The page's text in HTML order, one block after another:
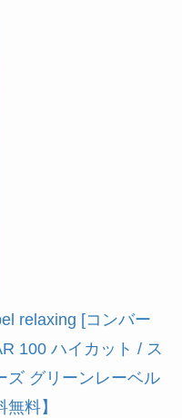
relaxing [コンバー
100 ハイカット / ス
ズ グリーンレーベル
料】